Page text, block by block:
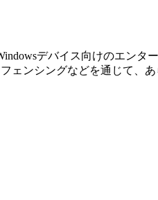
デバイス向けのエン
ンシングなどを通じて、